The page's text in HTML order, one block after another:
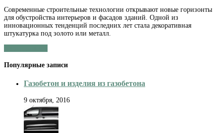
Преимущества
декоративной
штукатурки
под
функциональность
Современные строительные технологии открывают новые горизонты
для обустройства интерьеров и фасадов зданий. Одной из
инновационных тенденций последних лет стала декоративная
штукатурка под золото или металл.
Популярные записи
Газобетон и изделия из газобетона
9 октября, 2016